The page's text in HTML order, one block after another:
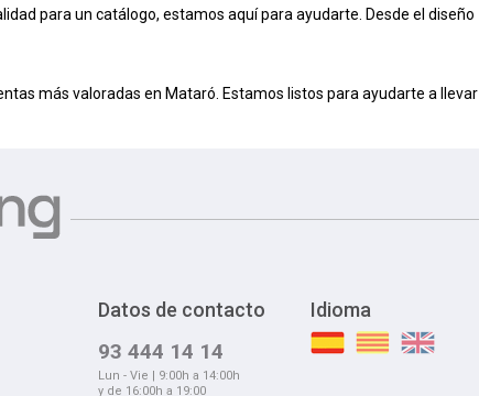
para un catálogo, estamos aquí para ayudarte. Desde el diseño
más valoradas en Mataró. Estamos listos para ayudarte a llevar
Datos de contacto
93 444 14 14
Lun - Vie | 9:00h a 14:00h
y de 16:00h a 19:00
Idioma